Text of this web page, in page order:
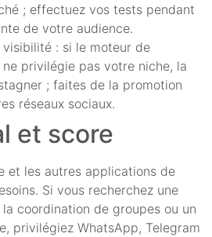
; effectuez vos tests pendant
de votre audience.
visibilité : si le moteur de
privilégie pas votre niche, la
; faites de la promotion
réseaux sociaux.
et score
et les autres applications de
Si vous recherchez une
coordination de groupes ou un
privilégiez WhatsApp, Telegram